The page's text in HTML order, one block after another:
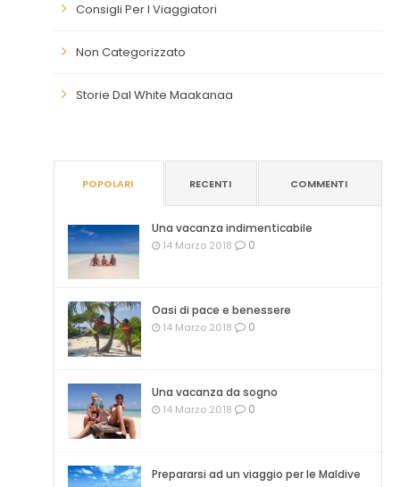
Consigli Per I Viaggiatori
Non Categorizzato
Storie Dal White Maakanaa
POPOLARI RECENTI COMMENTI
Una vacanza indimenticabile
14 Marzo 2018 0
Oasi di pace e benessere
14 Marzo 2018 0
Una vacanza da sogno
14 Marzo 2018 0
Prepararsi ad un viaggio per le Maldive